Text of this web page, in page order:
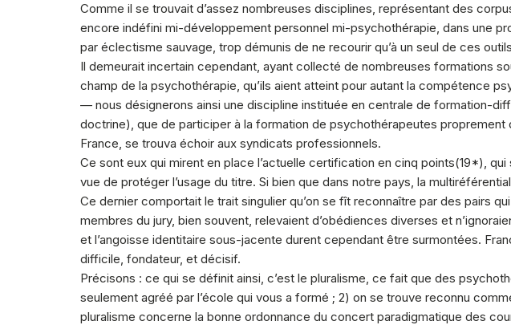
Comme il se trouvait d’assez nombreuses disciplines, représentant des
encore indéfini mi-développement personnel mi-psychothérapie, dans une
par éclectisme sauvage, trop démunis de ne recourir qu’à un seul de ces
Il demeurait incertain cependant, ayant collecté de nombreuses formations
champ de la psychothérapie, qu’ils aient atteint pour autant la compétence
— nous désignerons ainsi une discipline instituée en centrale de formation-
doctrine), que de participer à la formation de psychothérapeutes
France, se trouva échoir aux syndicats professionnels.
Ce sont eux qui mirent en place l’actuelle certification en cinq points(19*), qui
vue de protéger l’usage du titre. Si bien que dans notre pays, la
Ce dernier comportait le trait singulier qu’on se fît reconnaître par des pairs
membres du jury, bien souvent, relevaient d’obédiences diverses et
et l’angoisse identitaire sous-jacente durent cependant être surmontées.
difficile, fondateur, et décisif.
Précisons : ce qui se définit ainsi, c’est le pluralisme, ce fait que des
seulement agréé par l’école qui vous a formé ; 2) on se trouve reconnu
pluralisme concerne la bonne ordonnance du concert paradigmatique des